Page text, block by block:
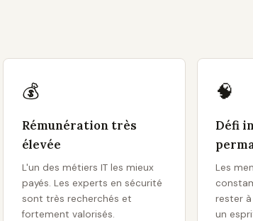
💰
Rémunération très
élevée
L'un des métiers IT les mieux
payés. Les experts en sécurité
sont très recherchés et
fortement valorisés.
🧠
Défi
Les
rester
un